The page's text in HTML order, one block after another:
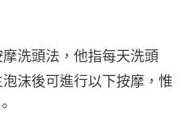
洗頭法，他指每天洗頭
沫後可進行以下按摩，惟